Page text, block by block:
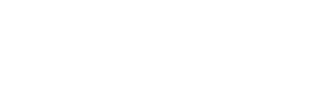
da sempre protagonista nel promuovere il valore del
portare il Made in Italy all’avanguardia del gusto
All’interno della mostra, la presenza di ADI Toscana prende